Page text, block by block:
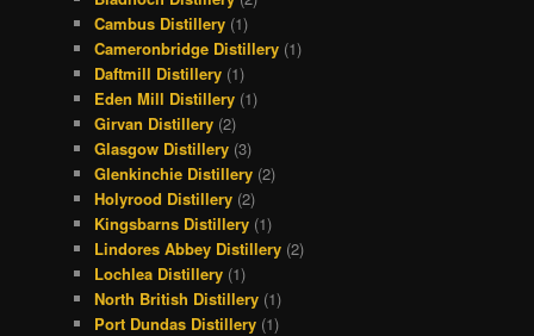
Cambus Distillery (1)
Cameronbridge Distillery (1)
Daftmill Distillery (1)
Eden Mill Distillery (1)
Girvan Distillery (2)
Glasgow Distillery (3)
Glenkinchie Distillery (2)
Holyrood Distillery (2)
Kingsbarns Distillery (1)
Lindores Abbey Distillery (2)
Lochlea Distillery (1)
North British Distillery (1)
Port Dundas Distillery (1)